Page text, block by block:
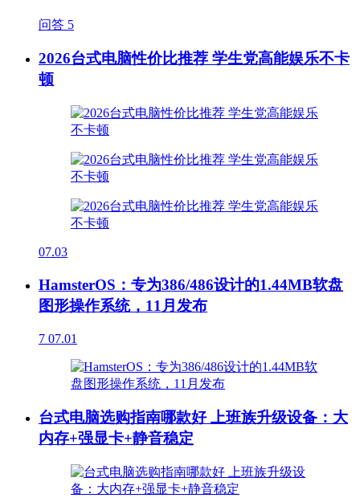
问答 5
2026台式电脑性价比推荐 学生党高能娱乐不卡
顿
07.03
HamsterOS：专为386/486设计的1.44MB软盘
图形操作系统，11月发布
7 07.01
台式电脑选购指南哪款好 上班族升级设备：大
内存+强显卡+静音稳定